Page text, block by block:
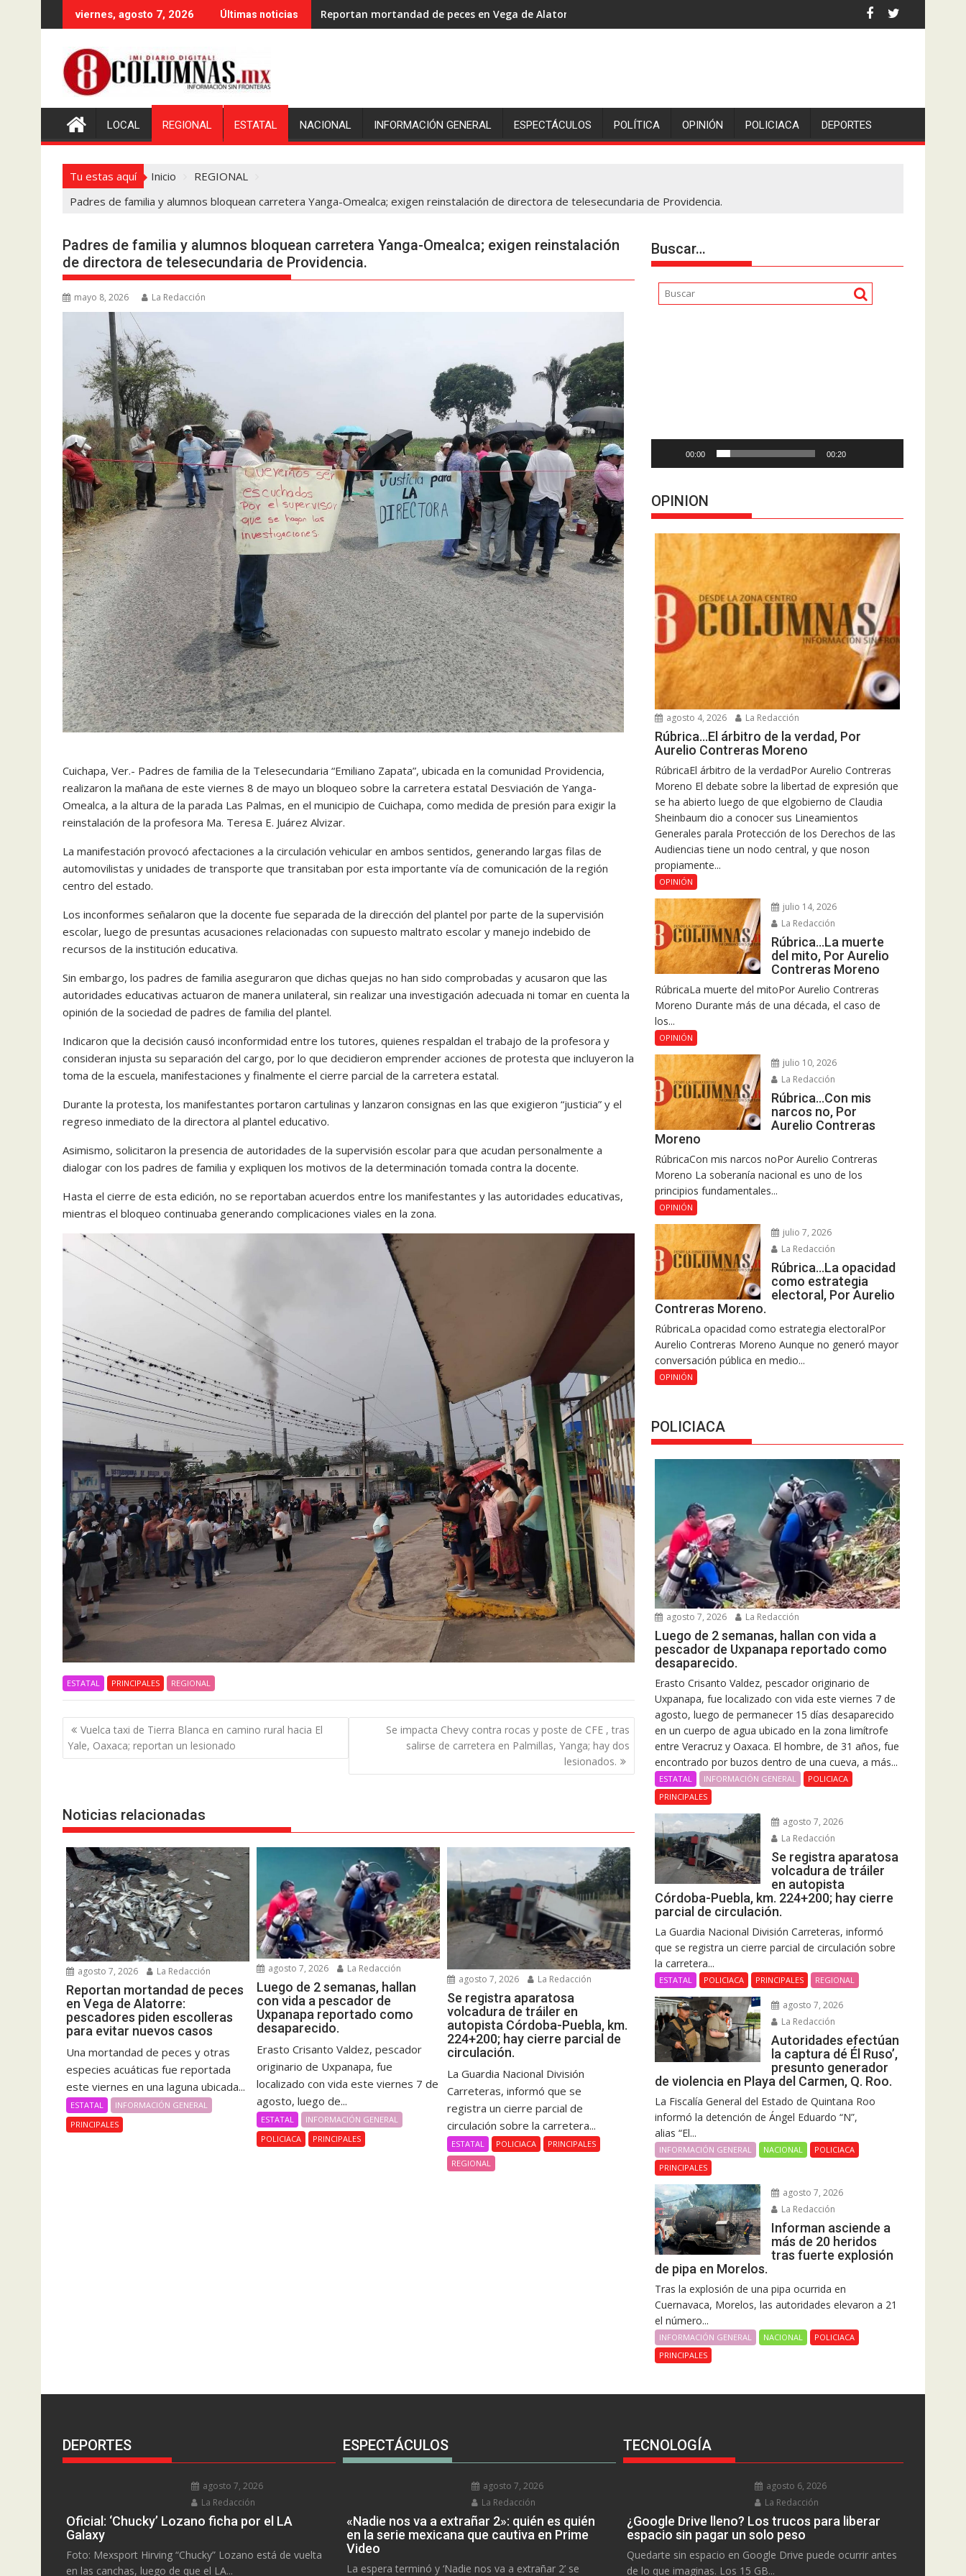
al
viernes, agosto 7, 2026 Últimas noticias Reportan mortandad de peces en Vega de Alatorre: pescadores piden escolleras para evitar nuevos casos
LOCAL REGIONAL ESTATAL NACIONAL INFORMACIÓN GENERAL ESPECTÁCULOS POLÍTICA OPINIÓN POLICIACA DEPORTES
Tu estas aquí Inicio
REGIONAL
Padres de familia y alumnos bloquean carretera Yanga-Omealca; exigen reinstalación de directora de telesecundaria de Providencia.
Padres de familia y alumnos bloquean carretera Yanga-Omealca; exigen reinstalación
de directora de telesecundaria de Providencia.
mayo 8, 2026 La Redacción
Cuichapa, Ver.- Padres de familia de la Telesecundaria “Emiliano Zapata”, ubicada en la comunidad Providencia,
realizaron la mañana de este viernes 8 de mayo un bloqueo sobre la carretera estatal Desviación de Yanga-
Omealca, a la altura de la parada Las Palmas, en el municipio de Cuichapa, como medida de presión para exigir la
reinstalación de la profesora Ma. Teresa E. Juárez Alvizar.
La manifestación provocó afectaciones a la circulación vehicular en ambos sentidos, generando largas filas de
automovilistas y unidades de transporte que transitaban por esta importante vía de comunicación de la región
centro del estado.
Los inconformes señalaron que la docente fue separada de la dirección del plantel por parte de la supervisión
escolar, luego de presuntas acusaciones relacionadas con supuesto maltrato escolar y manejo indebido de
recursos de la institución educativa.
Sin embargo, los padres de familia aseguraron que dichas quejas no han sido comprobadas y acusaron que las
autoridades educativas actuaron de manera unilateral, sin realizar una investigación adecuada ni tomar en cuenta la
opinión de la sociedad de padres de familia del plantel.
Indicaron que la decisión causó inconformidad entre los tutores, quienes respaldan el trabajo de la profesora y
consideran injusta su separación del cargo, por lo que decidieron emprender acciones de protesta que incluyeron la
toma de la escuela, manifestaciones y finalmente el cierre parcial de la carretera estatal.
Durante la protesta, los manifestantes portaron cartulinas y lanzaron consignas en las que exigieron “justicia” y el
regreso inmediato de la directora al plantel educativo.
Asimismo, solicitaron la presencia de autoridades de la supervisión escolar para que acudan personalmente a
dialogar con los padres de familia y expliquen los motivos de la determinación tomada contra la docente.
Hasta el cierre de esta edición, no se reportaban acuerdos entre los manifestantes y las autoridades educativas,
mientras el bloqueo continuaba generando complicaciones viales en la zona.
ESTATAL PRINCIPALES REGIONAL
Navegación
de
entradas
Vuelca taxi de Tierra Blanca en camino rural hacia El
Yale, Oaxaca; reportan un lesionado
Se impacta Chevy contra rocas y poste de CFE , tras
salirse de carretera en Palmillas, Yanga; hay dos
lesionados.
Noticias relacionadas
agosto 7, 2026 La Redacción
Reportan mortandad de peces
en Vega de Alatorre:
pescadores piden escolleras
para evitar nuevos casos
Una mortandad de peces y otras
especies acuáticas fue reportada
este viernes en una laguna ubicada...
ESTATAL
INFORMACIÓN GENERAL
PRINCIPALES
agosto 7, 2026 La Redacción
Luego de 2 semanas, hallan
con vida a pescador de
Uxpanapa reportado como
desaparecido.
Erasto Crisanto Valdez, pescador
originario de Uxpanapa, fue
localizado con vida este viernes 7 de
agosto, luego de...
ESTATAL
INFORMACIÓN GENERAL
POLICIACA
PRINCIPALES
agosto 7, 2026 La Redacción
Se registra aparatosa
volcadura de tráiler en
autopista Córdoba-Puebla, km.
224+200; hay cierre parcial de
circulación.
La Guardia Nacional División
Carreteras, informó que se
registra un cierre parcial de
circulación sobre la carretera...
ESTATAL POLICIACA
PRINCIPALES
REGIONAL
Buscar…
00:00 00:20
OPINION
agosto 4, 2026 La Redacción
Rúbrica…El árbitro de la verdad, Por
Aurelio Contreras Moreno
RúbricaEl árbitro de la verdadPor Aurelio Contreras
Moreno El debate sobre la libertad de expresión que
se ha abierto luego de que elgobierno de Claudia
Sheinbaum dio a conocer sus Lineamientos
Generales parala Protección de los Derechos de las
Audiencias tiene un nodo central, y que noson
propiamente...
OPINIÓN
julio 14, 2026
La Redacción
Rúbrica…La muerte
del mito, Por Aurelio
Contreras Moreno
RúbricaLa muerte del mitoPor Aurelio Contreras
Moreno Durante más de una década, el caso de
los...
OPINIÓN
julio 10, 2026
La Redacción
Rúbrica…Con mis
narcos no, Por
Aurelio Contreras
Moreno
RúbricaCon mis narcos noPor Aurelio Contreras
Moreno La soberanía nacional es uno de los
principios fundamentales...
OPINIÓN
julio 7, 2026
La Redacción
Rúbrica…La opacidad
como estrategia
electoral, Por Aurelio
Contreras Moreno.
RúbricaLa opacidad como estrategia electoralPor
Aurelio Contreras Moreno Aunque no generó mayor
conversación pública en medio...
OPINIÓN
POLICIACA
agosto 7, 2026 La Redacción
Luego de 2 semanas, hallan con vida a
pescador de Uxpanapa reportado como
desaparecido.
Erasto Crisanto Valdez, pescador originario de
Uxpanapa, fue localizado con vida este viernes 7 de
agosto, luego de permanecer 15 días desaparecido
en un cuerpo de agua ubicado en la zona limítrofe
entre Veracruz y Oaxaca. El hombre, de 31 años, fue
encontrado por buzos dentro de una cueva, a más...
ESTATAL INFORMACIÓN GENERAL
POLICIACA
PRINCIPALES
agosto 7, 2026
La Redacción
Se registra aparatosa
volcadura de tráiler
en autopista
Córdoba-Puebla, km. 224+200; hay cierre
parcial de circulación.
La Guardia Nacional División Carreteras, informó
que se registra un cierre parcial de circulación sobre
la carretera...
ESTATAL POLICIACA PRINCIPALES REGIONAL
agosto 7, 2026
La Redacción
Autoridades efectúan
la captura dé Él Ruso’,
presunto generador
de violencia en Playa del Carmen, Q. Roo.
La Fiscalía General del Estado de Quintana Roo
informó la detención de Ángel Eduardo “N”,
alias “El...
INFORMACIÓN GENERAL NACIONAL
POLICIACA
PRINCIPALES
agosto 7, 2026
La Redacción
Informan asciende a
más de 20 heridos
tras fuerte explosión
de pipa en Morelos.
Tras la explosión de una pipa ocurrida en
Cuernavaca, Morelos, las autoridades elevaron a 21
el número...
INFORMACIÓN GENERAL NACIONAL
POLICIACA
PRINCIPALES
DEPORTES
agosto 7, 2026
La Redacción
Oficial: ‘Chucky’ Lozano ficha por el LA
Galaxy
Foto: Mexsport Hirving “Chucky” Lozano está de vuelta
en las canchas, luego de que el LA...
ESPECTÁCULOS
agosto 7, 2026
La Redacción
«Nadie nos va a extrañar 2»: quién es quién
en la serie mexicana que cautiva en Prime
Video
La espera terminó y ‘Nadie nos va a extrañar 2’ se
TECNOLOGÍA
agosto 6, 2026
La Redacción
¿Google Drive lleno? Los trucos para liberar
espacio sin pagar un solo peso
Quedarte sin espacio en Google Drive puede ocurrir antes
de lo que imaginas. Los 15 GB...